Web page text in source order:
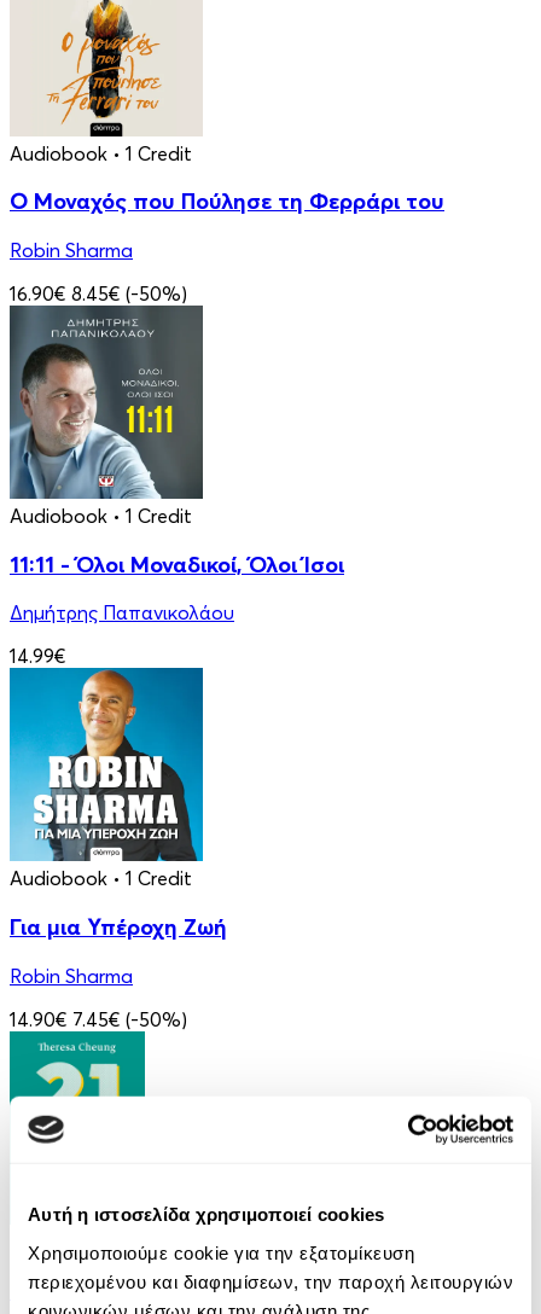
Αυτή η ιστοσελίδα χρησιμοποιεί cookies
Χρησιμοποιούμε cookie για την εξατομίκευση
περιεχομένου και διαφημίσεων, την παροχή λειτουργιών
Audiobook • 1 Credit
Ο Μοναχός που Πούλησε τη Φερράρι του
Robin Sharma
16.90€ 8.45€ (-50%)
Audiobook • 1 Credit
11:11 - Όλοι Μοναδικοί, Όλοι Ίσοι
Δημήτρης Παπανικολάου
14.99€
Audiobook • 1 Credit
Για μια Υπέροχη Ζωή
Robin Sharma
14.90€ 7.45€ (-50%)
eBook
21 Ευκαιρίες να ξεπεράσεις τον εαυτό σου